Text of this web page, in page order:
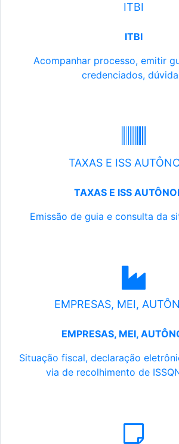
ITBI
ITBI
Acompanhar processo, emitir
credenciados,
TAXAS E ISS
TAXAS E ISS
Emissão de guia e consulta da
EMPRESAS, MEI,
EMPRESAS, MEI,
Situação fiscal, declaração
via de recolhimento de